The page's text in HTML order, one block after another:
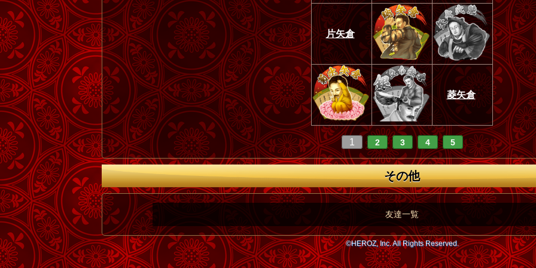
片矢倉
菱矢倉
1 2 3 4 5
その他
友達一覧
©HEROZ, Inc. All Rights Reserved.